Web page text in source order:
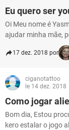
Eu quero ser
Oi Meu nome é
ajudar minha mãe,
17 dez. 2018 por
ciganotattoo
le 14 dez. 2018
Como jogar
Bom dia, Estou
kero estalar o jogo